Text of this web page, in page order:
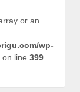
or an
wp-
on line 399